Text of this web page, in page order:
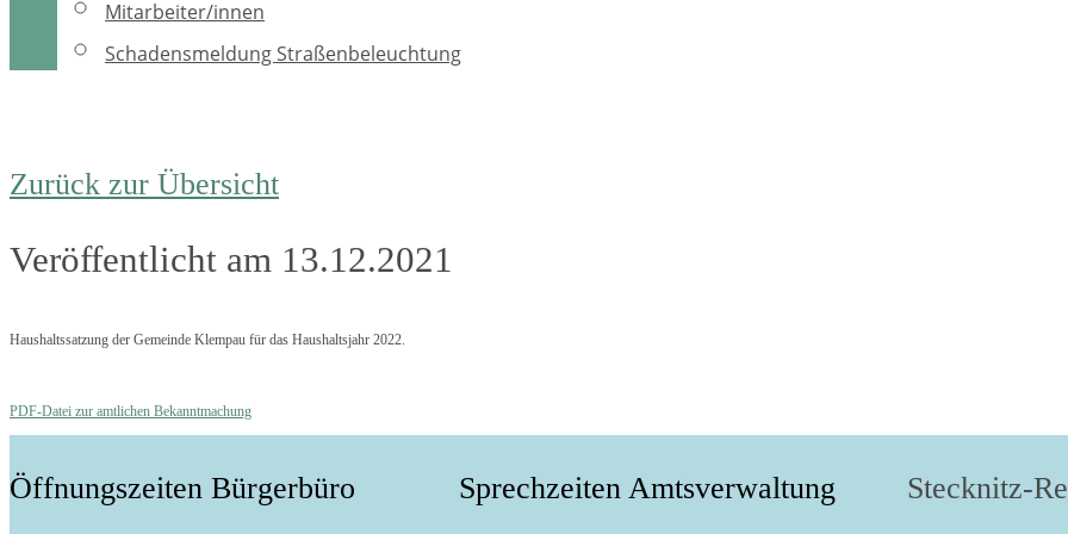
Mitarbeiter/innen
Schadensmeldung Straßenbeleuchtung
Zurück zur Übersicht
Veröffentlicht am 13.12.2021
Haushaltssatzung der Gemeinde Klempau für das Haushaltsjahr 2022.
PDF-Datei zur amtlichen Bekanntmachung
Öffnungszeiten Bürgerbüro Sprechzeiten Amtsverwaltung Stecknitz-